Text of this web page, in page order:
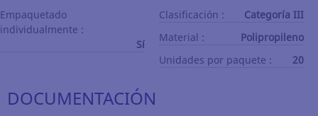
Empaquetado
individualmente :
Sí
Clasificación :
Categoría III
Material :
Polipropileno
Unidades por paquete :
20
DOCUMENTACIÓN